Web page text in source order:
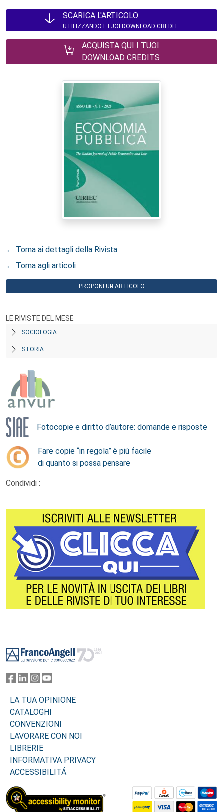
SCARICA L'ARTICOLO
UTILIZZANDO I TUOI DOWNLOAD CREDIT
ACQUISTA QUI I TUOI
DOWNLOAD CREDITS
← Torna ai dettagli della Rivista
← Torna agli articoli
PROPONI UN ARTICOLO
LE RIVISTE DEL MESE
SOCIOLOGIA
STORIA
Fotocopie e diritto d’autore: domande e risposte
Fare copie “in regola” è più facile
di quanto si possa pensare
Condividi :
LA TUA OPINIONE
CATALOGHI
CONVENZIONI
LAVORARE CON NOI
LIBRERIE
INFORMATIVA PRIVACY
ACCESSIBILITÁ